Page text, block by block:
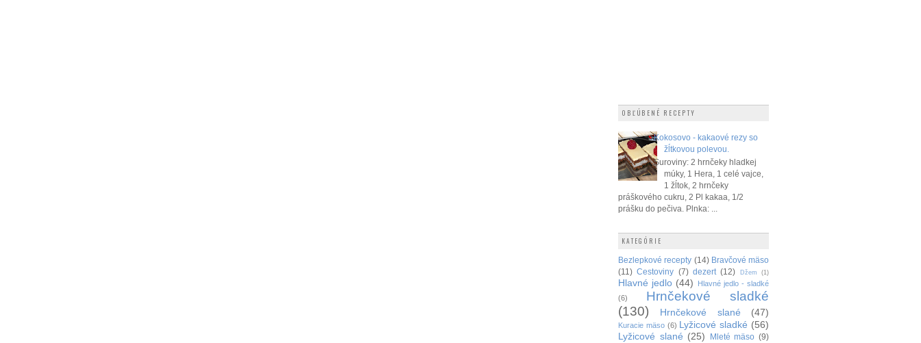
OBĽÚBENÉ RECEPTY
Kokosovo - kakaové rezy so
žĺtkovou polevou.
Suroviny: 2 hrnčeky hladkej
múky, 1 Hera, 1 celé vajce,
1 žĺtok, 2 hrnčeky
práškového cukru, 2 Pl kakaa, 1/2
prášku do pečiva. Plnka: ...
KATEGÓRIE
Bezlepkové recepty (14) Bravčové mäso
(11) Cestoviny (7) dezert (12) Džem (1)
Hlavné jedlo (44)
Hlavné jedlo - sladké
(6)
Hrnčekové sladké
(130)
Hrnčekové slané (47)
Kuracie mäso (6) Lyžicové sladké (56)
Lyžicové slané (25) Mleté mäso (9)